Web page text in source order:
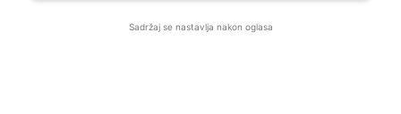
Sadržaj se nastavlja nakon oglasa